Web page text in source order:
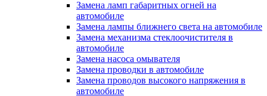
Замена ламп габаритных огней на
автомобиле
Замена лампы ближнего света на автомобиле
Замена механизма стеклоочистителя в
автомобиле
Замена насоса омывателя
Замена проводки в автомобиле
Замена проводов высокого напряжения в
автомобиле